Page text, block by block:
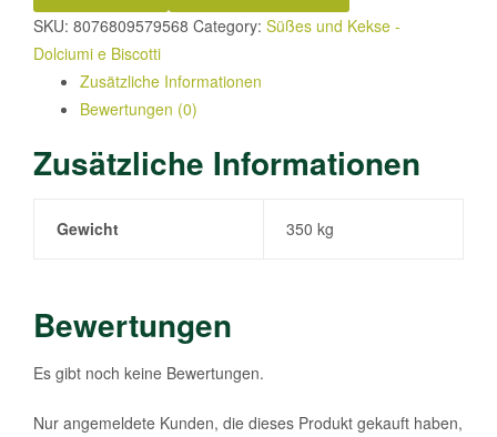
SKU: 8076809579568 Category: Süßes und Kekse -
Dolciumi e Biscotti
Zusätzliche Informationen
Bewertungen (0)
Zusätzliche Informationen
Gewicht 350 kg
Bewertungen
Es gibt noch keine Bewertungen.
Nur angemeldete Kunden, die dieses Produkt gekauft haben,